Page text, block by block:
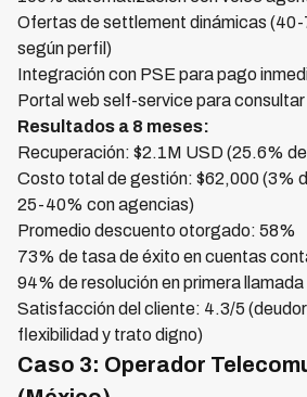
Ofertas de settlement dinámicas
según perfil)
Integración con PSE para pago
Portal web self-service para
Resultados a 8 meses:
Recuperación: $2.1M USD (25.6%
Costo total de gestión: $62,000 (3%
25-40% con agencias)
Promedio descuento otorgado: 58%
73% de tasa de éxito en cuentas
94% de resolución en primera llamada
Satisfacción del cliente: 4.3/5
flexibilidad y trato digno)
Caso 3: Operador